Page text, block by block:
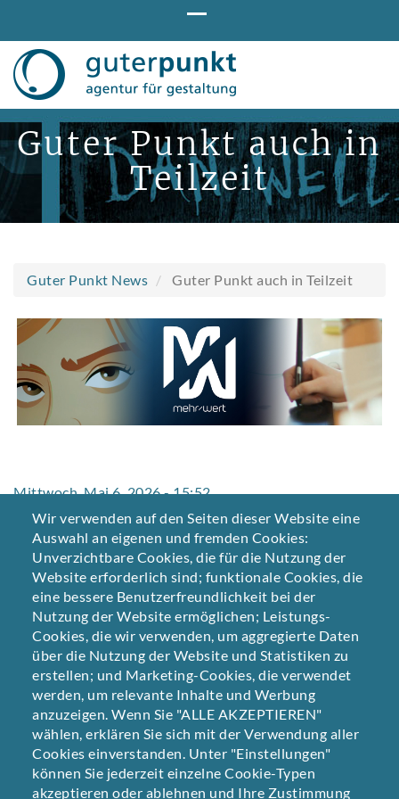
Direkt
zum
Inhalt
Guter Punkt auch in
Teilzeit
Guter Punkt News Guter Punkt auch in Teilzeit
Wir verwenden auf den Seiten dieser Website eine
Auswahl an eigenen und fremden Cookies:
Unverzichtbare Cookies, die für die Nutzung der
Website erforderlich sind; funktionale Cookies, die
eine bessere Benutzerfreundlichkeit bei der
Nutzung der Website ermöglichen; Leistungs-
Cookies, die wir verwenden, um aggregierte Daten
über die Nutzung der Website und Statistiken zu
erstellen; und Marketing-Cookies, die verwendet
werden, um relevante Inhalte und Werbung
anzuzeigen. Wenn Sie "ALLE AKZEPTIEREN"
wählen, erklären Sie sich mit der Verwendung aller
Cookies einverstanden. Unter "Einstellungen"
können Sie jederzeit einzelne Cookie-Typen
akzeptieren oder ablehnen und Ihre Zustimmung
Mittwoch, Mai 6, 2026 - 15:52
Die Guten Punkte wurden im April 2026 für einen
Bericht in der BR-Sendung »mehr/wert« über
Teilzeitarbeit befragt – mitten in der öffentlichen
Debatte um die (von Bundeskanzler Merz geprägte)
»Lifestyle-Teilzeit«. Viele unserer Mitarbeitenden
arbeiten in Teilzeit und das extrem produktiv. Wir finden:
gerade in unserem Bereich ist es wichtig, dass sich
Designer:innen Auszeiten nehmen, um ihre kreative
Energie wieder aufzuladen.
Wer sich für den Originalbeitrag interessiert, kann sich
hier den Bericht in der ARD-Mediathek ansehen.